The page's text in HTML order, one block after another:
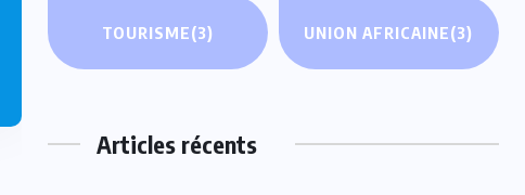
TOURISME(3) UNION AFRICAINE(3)
Articles récents